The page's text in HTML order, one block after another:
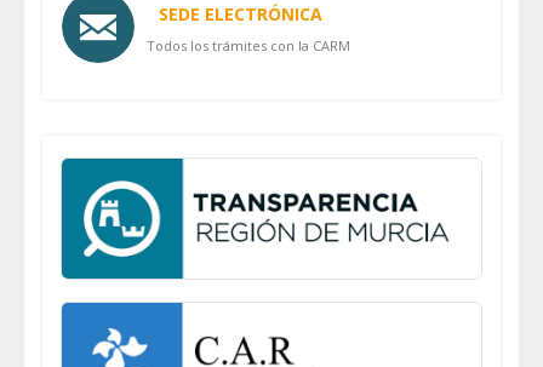
SEDE ELECTRÓNICA
Todos los trámites con la CARM